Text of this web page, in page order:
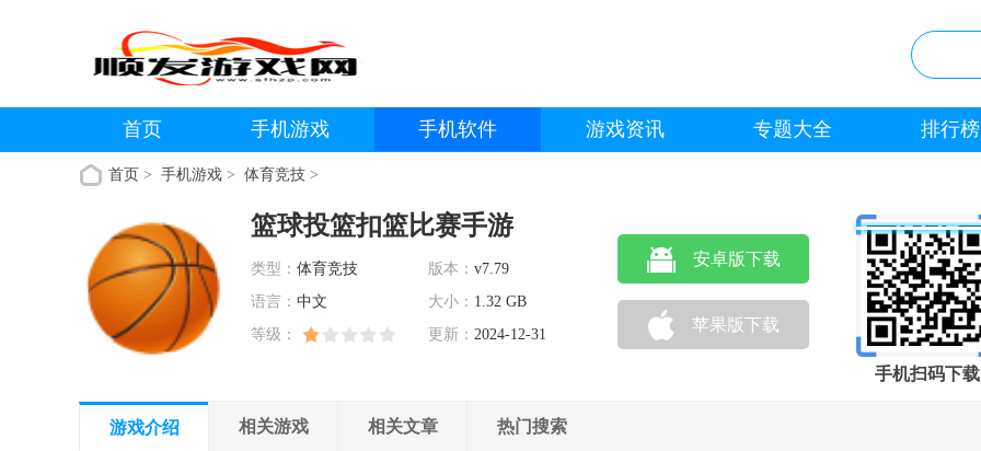
首页 手机游戏 手机软件 游戏资讯 专题大全 排行榜
首页 > 手机游戏 > 体育竞技 >
篮球投篮扣篮比赛手游
类型： 体育竞技 版本： v7.79
语言： 中文 大小： 1.32 GB
等级：
更新： 2024-12-31
安卓版下载
苹果版下载
手机扫码下载
游戏介绍 相关游戏 相关文章 热门搜索